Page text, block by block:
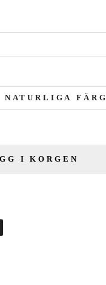
NATURLIGA FÄRG
I KORGEN